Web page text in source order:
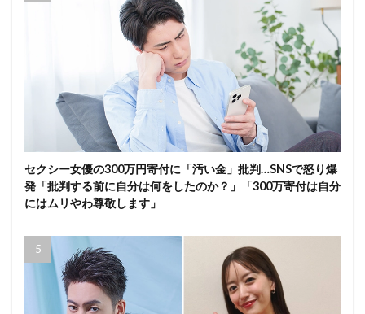
セクシー女優の300万円寄付に「汚い金」批判…SNSで怒り爆
発「批判する前に自分は何をしたのか？」「300万寄付は自分
にはムリやわ尊敬します」